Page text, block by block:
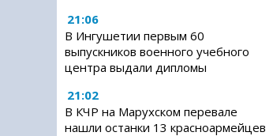
21:06
В Ингушетии первым 60
выпускников военного учебного
центра выдали дипломы
21:02
В КЧР на Марухском перевале
нашли останки 13 красноармейцев